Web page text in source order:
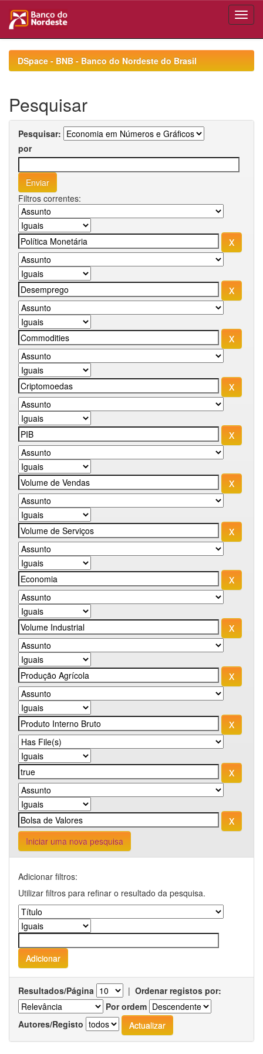
navigationDSpace - BNB - Banco do Nordeste do Brasil
Pesquisar
Pesquisar:
por
Filtros correntes:
Iniciar uma nova pesquisa
Adicionar filtros:
Utilizar filtros para refinar o resultado da pesquisa.
Resultados/Página | Ordenar registos por:
Por ordem
Autores/Registo